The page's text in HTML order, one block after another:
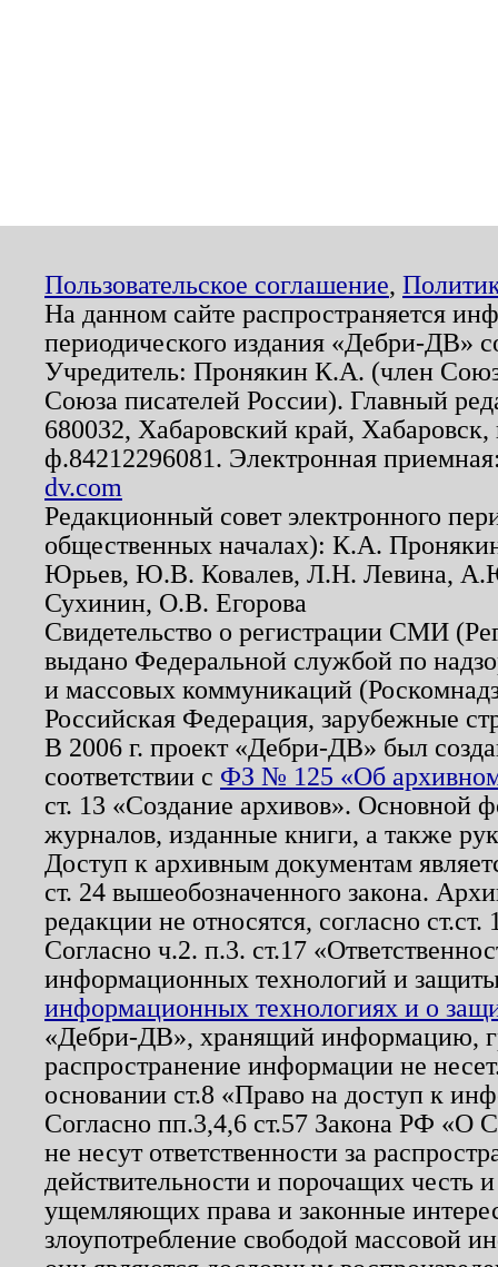
Пользовательское соглашение,
На данном сайте распространяется
периодического издания «Дебри-ДВ»
Учредитель: Пронякин К.А. (член
Союза писателей России). Главный
680032, Хабаровский край,
ф.84212296081. Электронная
dv.com
Редакционный совет электронного
общественных началах): К.А.
Юрьев, Ю.В. Ковалев, Л.Н. Левина,
Сухинин, О.В. Егорова
Свидетельство о регистрации СМИ
выдано Федеральной службой по
и массовых коммуникаций
Российская Федерация, зарубежные
В 2006 г. проект «Дебри-ДВ» был
соответствии с ФЗ № 125 «Об
ст. 13 «Создание архивов». Основной
журналов, изданные книги, а также
Доступ к архивным документам
ст. 24 вышеобозначенного закона.
редакции не относятся, согласно
Согласно ч.2. п.3. ст.17
информационных технологий и
информационных технологиях и о
«Дебри-ДВ», хранящий информацию,
распространение информации не
основании ст.8 «Право на доступ к
Согласно пп.3,4,6 ст.57 Закона РФ «О
не несут ответственности за
действительности и порочащих честь
ущемляющих права и законные
злоупотребление свободой массовой